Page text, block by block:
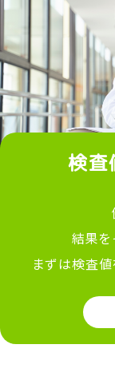
検査
結果
まずは検査